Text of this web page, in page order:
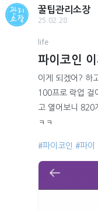
꿀팁관리소장
25.02.28
life
파이코인
이게 되겠어? 하
100프로 락업 걸
고 열어보니 820
ㅋㅋ
#파이코인 #파이